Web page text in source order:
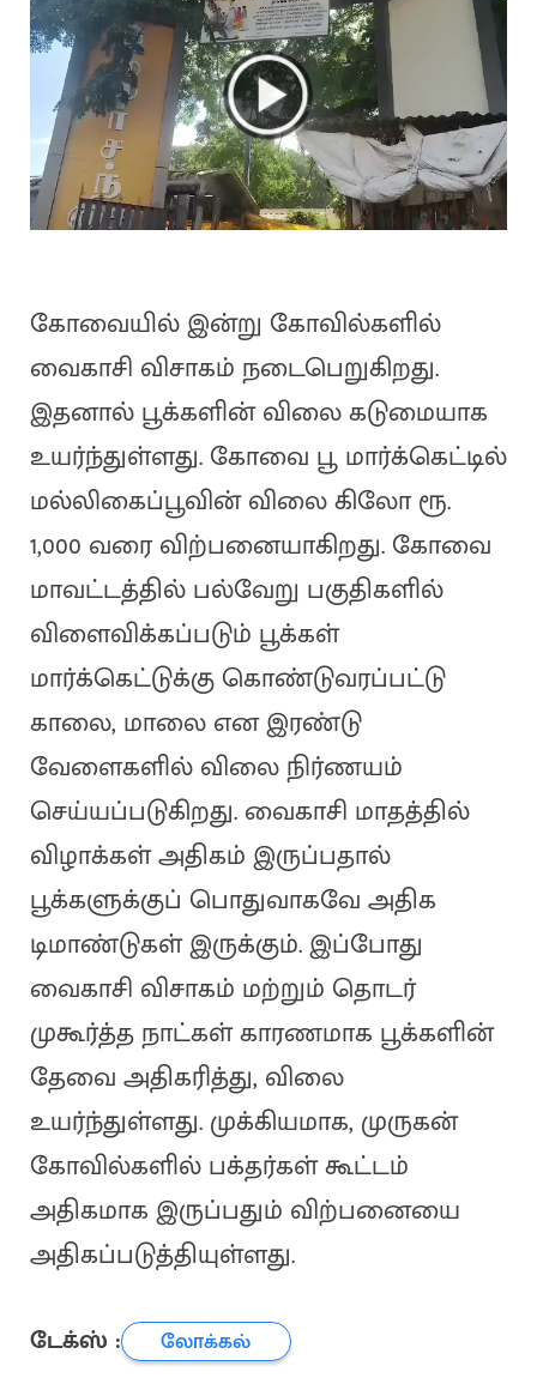
கோவையில் இன்று கோவில்களில்
வைகாசி விசாகம் நடைபெறுகிறது.
இதனால் பூக்களின் விலை கடுமையாக
உயர்ந்துள்ளது. கோவை பூ மார்க்கெட்டில்
மல்லிகைப்பூவின் விலை கிலோ ரூ.
1,000 வரை விற்பனையாகிறது. கோவை
மாவட்டத்தில் பல்வேறு பகுதிகளில்
விளைவிக்கப்படும் பூக்கள்
மார்க்கெட்டுக்கு கொண்டுவரப்பட்டு
காலை, மாலை என இரண்டு
வேளைகளில் விலை நிர்ணயம்
செய்யப்படுகிறது. வைகாசி மாதத்தில்
விழாக்கள் அதிகம் இருப்பதால்
பூக்களுக்குப் பொதுவாகவே அதிக
டிமாண்டுகள் இருக்கும். இப்போது
வைகாசி விசாகம் மற்றும் தொடர்
முகூர்த்த நாட்கள் காரணமாக பூக்களின்
தேவை அதிகரித்து, விலை
உயர்ந்துள்ளது. முக்கியமாக, முருகன்
கோவில்களில் பக்தர்கள் கூட்டம்
அதிகமாக இருப்பதும் விற்பனையை
அதிகப்படுத்தியுள்ளது.
டேக்ஸ் : லோக்கல்